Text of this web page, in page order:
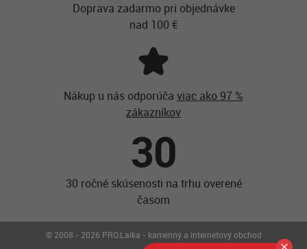
Doprava zadarmo pri objednávke
nad 100 €
Nákup u nás odporúča viac ako 97 %
zákazníkov
30
30 ročné skúsenosti na trhu overené
časom
© 2008 - 2026 PRO.Laika - kamenný a internetový obchod